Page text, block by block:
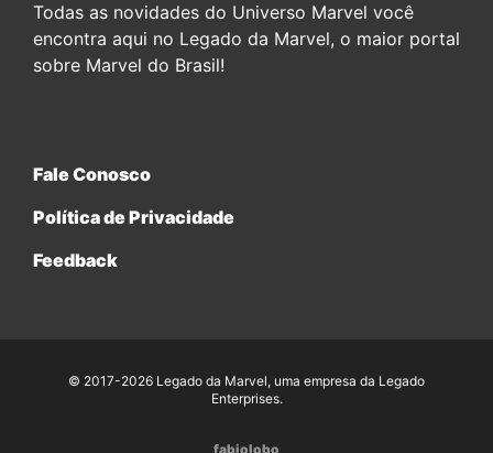
Todas as novidades do Universo Marvel você
encontra aqui no Legado da Marvel, o maior portal
sobre Marvel do Brasil!
Fale Conosco
Política de Privacidade
Feedback
© 2017-2026 Legado da Marvel, uma empresa da Legado
Enterprises.
fabiolobo